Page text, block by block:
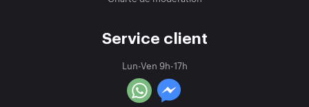
Service client
Lun-Ven 9h-17h